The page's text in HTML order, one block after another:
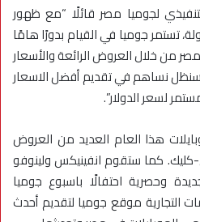
لجوميا مصر قائلًا “مع ظهور
تستمر جوميا في القيام بدورًا هامًا
من خلال العروض الرائعة والأسعار
نساهم في تقديم أفضل الاسعار
لسعر الدولار”.
هذا العام العديد من العروض
كما ستقوم انفينيكس ولينوفو
وحصرية احتفالًا باسبوع جوميا
التجارية موقع جوميا لتقديم أحدث